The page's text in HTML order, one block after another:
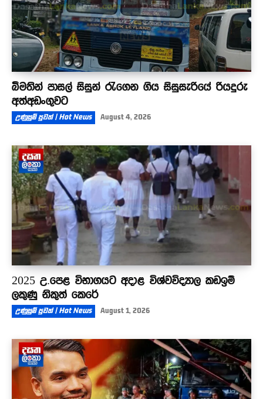
බීමතින් පාසල් සිසුන් රැගෙන ගිය සිසුසැරියේ රියදුරු
අත්අඩංගුවට
උණුසුම් පුවත් | Hot News August 4, 2026
2025 උ.පෙළ විභාගයට අදාළ විශ්වවිද්‍යාල කඩඉම්
ලකුණු නිකුත් කෙරේ
උණුසුම් පුවත් | Hot News August 1, 2026